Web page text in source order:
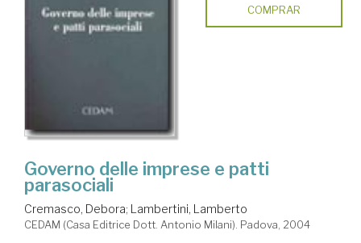
COMPRAR
Governo delle imprese e patti
parasociali
Cremasco, Debora; Lambertini, Lamberto
CEDAM (Casa Editrice Dott. Antonio Milani). Padova, 2004